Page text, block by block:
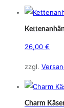
26,00 €
Produkt
weist
mehrere
zzgl.
Charm